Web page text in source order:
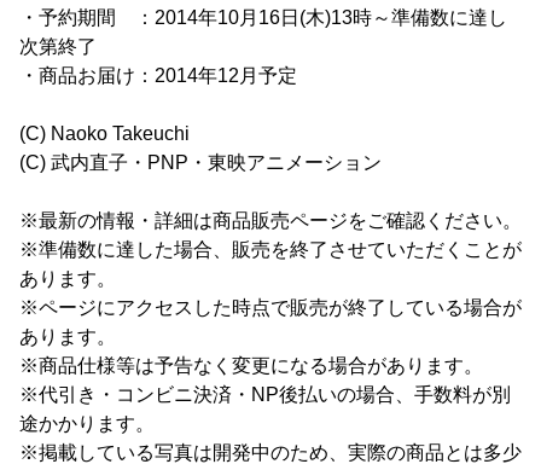
・予約期間 ：2014年10月16日(木)13時～準備数に達し
次第終了
・商品お届け：2014年12月予定
(C) Naoko Takeuchi
(C) 武内直子・PNP・東映アニメーション
※最新の情報・詳細は商品販売ページをご確認ください。
※準備数に達した場合、販売を終了させていただくことが
あります。
※ページにアクセスした時点で販売が終了している場合が
あります。
※商品仕様等は予告なく変更になる場合があります。
※代引き・コンビニ決済・NP後払いの場合、手数料が別
途かかります。
※掲載している写真は開発中のため、実際の商品とは多少